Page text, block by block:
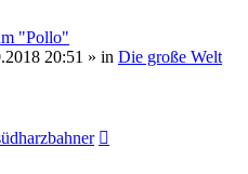
"Pollo"
20:51 » in Die große Welt